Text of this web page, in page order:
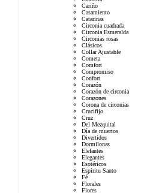
Cariño
Casamiento
Catarinas
Circonia cuadrada
Circonia Esmeralda
Circonias rosas
Clásicos
Collar Ajustable
Cometa
Comfort
Compromiso
Confort
Corazón
Corazón de circonia
Corazones
Corona de circonias
Crucifijo
Cruz
Del Mezquital
Día de muertos
Divertidos
Dormilonas
Elefantes
Elegantes
Esotéricos
Espíritu Santo
Fé
Florales
Flores